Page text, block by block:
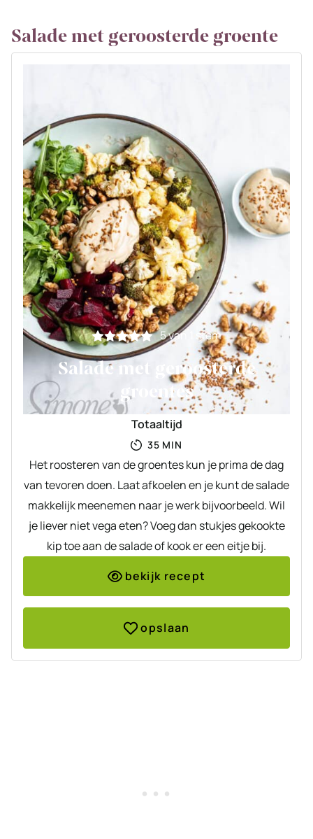
Salade met geroosterde groente
5van 1 stem
Salade met geroosterde
groentes
Totaaltijd
35MINUTEN
MIN
Het roosteren van de groentes kun je prima de dag
van tevoren doen. Laat afkoelen en je kunt de salade
makkelijk meenemen naar je werk bijvoorbeeld. Wil
je liever niet vega eten? Voeg dan stukjes gekookte
kip toe aan de salade of kook er een eitje bij.
bekijk recept
opslaan